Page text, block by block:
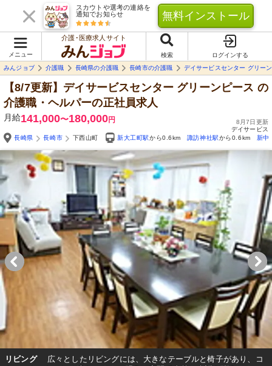
スカウトや選考の連絡を
通知でお知らせ
無料インストール
メニュー
介護･医療求人サイト
検索
ログインする
みんジョブ
介護職 長崎県の介護職 長崎市の介護職 デイサービスセンター グリー
【8/7更新】デイサービスセンター グリーンピース の
介護職・ヘルパーの正社員求人
月給141,000〜180,000円
8月7日更新
デイサービス
長崎県
長崎市 下西山町 新大工町駅から0.6km 諏訪神社駅から0.6km 新中
リビング
広々としたリビングには、大きなテーブルと椅子があり、コ